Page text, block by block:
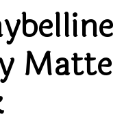
Matte